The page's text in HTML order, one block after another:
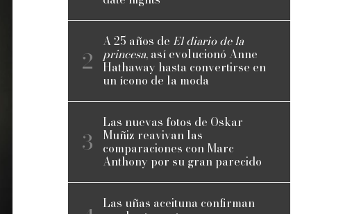
A 25 años de El diario de la
princesa, así evolucionó Anne
Hathaway hasta convertirse en
un ícono de la moda
Las nuevas fotos de Oskar
Muñiz reavivan las
comparaciones con Marc
Anthony por su gran parecido
Las uñas aceituna confirman